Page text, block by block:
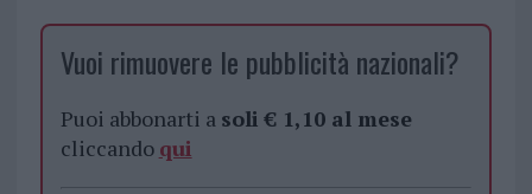
Vuoi rimuovere le pubblicità nazionali?
Puoi abbonarti a soli € 1,10 al mese
cliccando qui